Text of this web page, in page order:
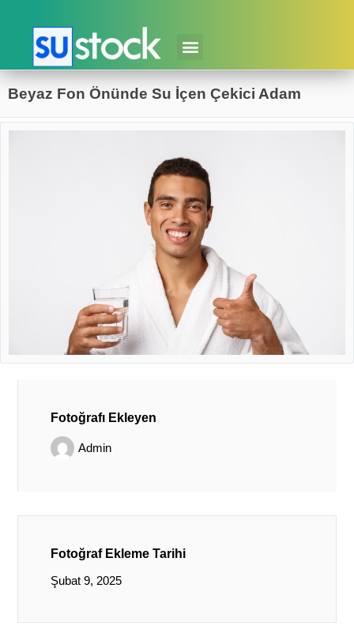
Beyaz Fon Önünde Su İçen Çekici Adam
Fotoğrafı Ekleyen
Admin
Fotoğraf Ekleme Tarihi
Şubat 9, 2025